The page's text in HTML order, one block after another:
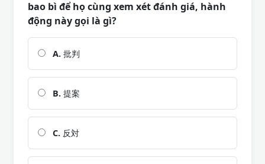
bao bì để họ cùng xem xét đánh giá, hành
động này gọi là gì?
A. 批判
B. 提案
C. 反対